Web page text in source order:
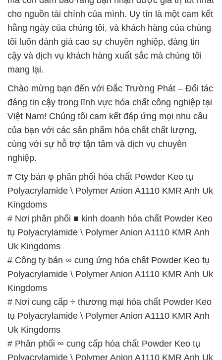
mang lại.
Chào mừng bạn đến với Đắc Trường Phát – Đối tác
đáng tin cậy trong lĩnh vực hóa chất công nghiệp tại
Việt Nam! Chúng tôi cam kết đáp ứng mọi nhu cầu
của bạn với các sản phẩm hóa chất chất lượng,
cùng với sự hỗ trợ tận tâm và dịch vụ chuyên
nghiệp.
# Cty bán φ phân phối hóa chất Powder Keo tụ
Polyacrylamide \ Polymer Anion A1110 KMR Anh Uk
Kingdoms
# Nơi phân phối ■ kinh doanh hóa chất Powder Keo
tụ Polyacrylamide \ Polymer Anion A1110 KMR Anh
Uk Kingdoms
# Công ty bán ∞ cung ứng hóa chất Powder Keo tụ
Polyacrylamide \ Polymer Anion A1110 KMR Anh Uk
Kingdoms
# Nơi cung cấp ÷ thương mại hóa chất Powder Keo
tụ Polyacrylamide \ Polymer Anion A1110 KMR Anh
Uk Kingdoms
# Phân phối ∞ cung cấp hóa chất Powder Keo tụ
Polyacrylamide \ Polymer Anion A1110 KMR Anh Uk
Kingdoms
# Nơi cung cấp ← cung ứng hóa chất Powder Keo
tụ Polyacrylamide \ Polymer Anion A1110 KMR Anh
Uk Kingdoms